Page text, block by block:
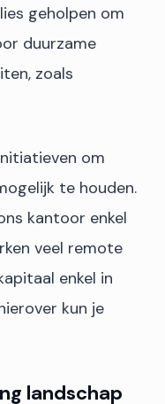
geholpen om
duurzame
zoals
om
te houden.
kantoor enkel
veel remote
enkel in
kun je
landschap